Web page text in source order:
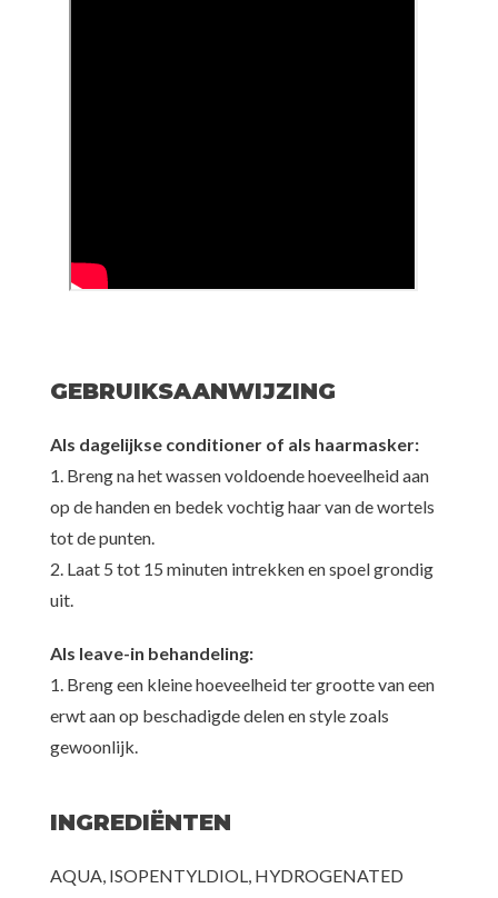
GEBRUIKSAANWIJZING
Als dagelijkse conditioner of als haarmasker:
1. Breng na het wassen voldoende hoeveelheid aan
op de handen en bedek vochtig haar van de wortels
tot de punten.
2. Laat 5 tot 15 minuten intrekken en spoel grondig
uit.
Als leave-in behandeling:
1. Breng een kleine hoeveelheid ter grootte van een
erwt aan op beschadigde delen en style zoals
gewoonlijk.
INGREDIËNTEN
AQUA, ISOPENTYLDIOL, HYDROGENATED